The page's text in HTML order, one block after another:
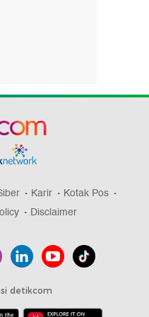
Karir
Kotak Pos
Disclaimer
detikcom